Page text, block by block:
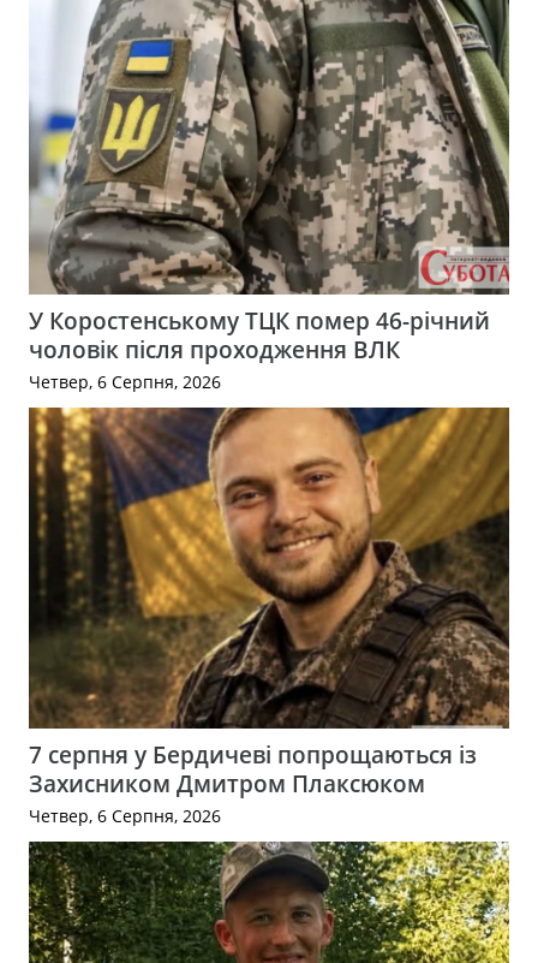
У Коростенському ТЦК помер 46-річний
чоловік після проходження ВЛК
Четвер, 6 Серпня, 2026
7 серпня у Бердичеві попрощаються із
Захисником Дмитром Плаксюком
Четвер, 6 Серпня, 2026